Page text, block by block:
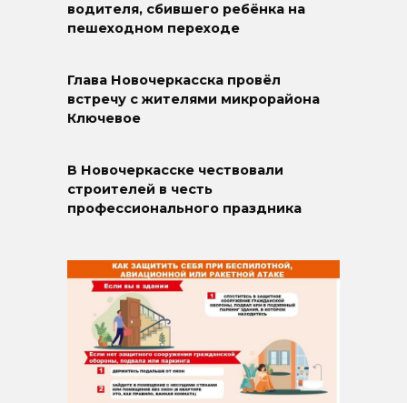
водителя, сбившего ребёнка на
пешеходном переходе
Глава Новочеркасска провёл
встречу с жителями микрорайона
Ключевое
В Новочеркасске чествовали
строителей в честь
профессионального праздника